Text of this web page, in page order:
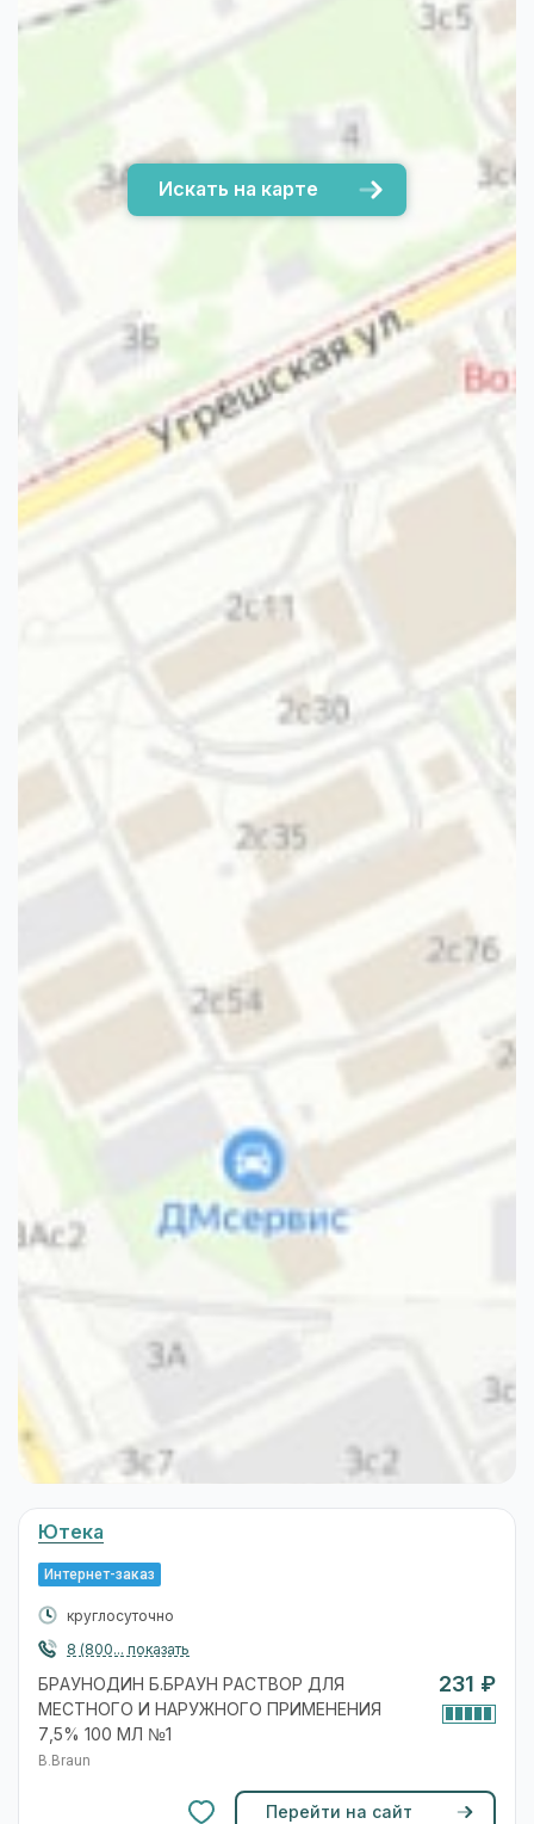
Искать на карте
Ютека
Интернет-заказ
круглосуточно
8 (800... показать
БРАУНОДИН Б.БРАУН РАСТВОР ДЛЯ
МЕСТНОГО И НАРУЖНОГО ПРИМЕНЕНИЯ
7,5% 100 МЛ №1
B.Braun
231 ₽
Перейти на сайт